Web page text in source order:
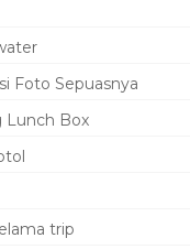
Foto Sepuasnya
Lunch Box
trip